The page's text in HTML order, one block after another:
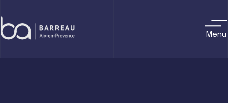
to
content
Menu